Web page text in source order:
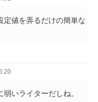
定値を弄るだけの簡単な
いライターだしね。